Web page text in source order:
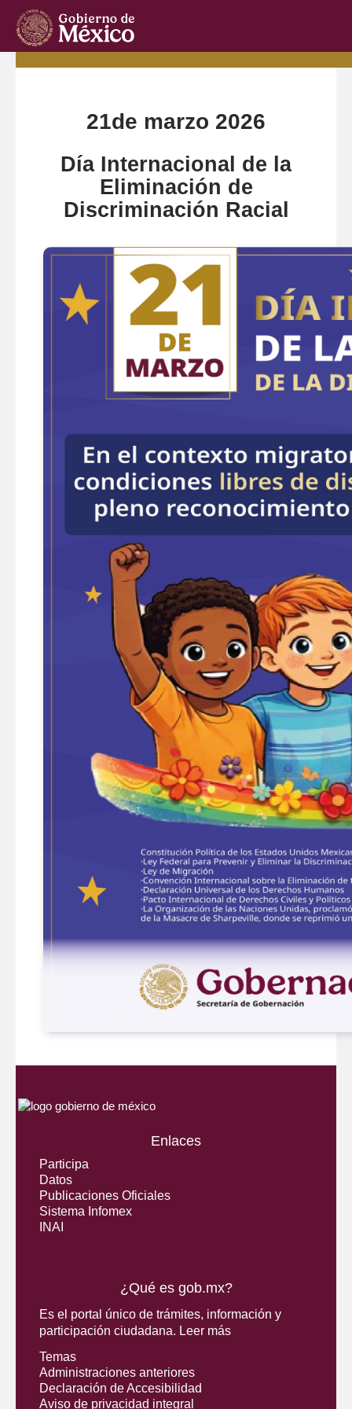
Ir Atrás 21-Mar-2026
21de marzo 2026
Día Internacional de la
Eliminación de
Discriminación Racial
Enlaces
Participa
Datos
Publicaciones Oficiales
Sistema Infomex
INAI
¿Qué es gob.mx?
Es el portal único de trámites, información y
participación ciudadana. Leer más
Temas
Administraciones anteriores
Declaración de Accesibilidad
Aviso de privacidad integral